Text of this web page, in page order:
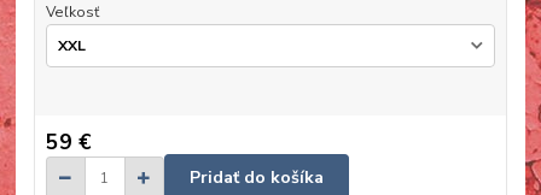
Veľkosť
59 €
Pridať do košíka